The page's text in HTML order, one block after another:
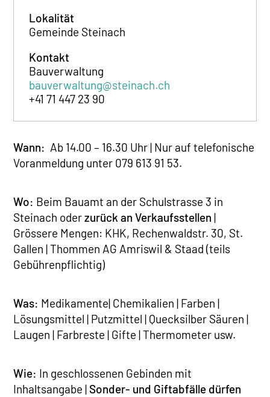
Lokalität
Gemeinde Steinach
Kontakt
Bauverwaltung
bauverwaltung@steinach.ch
+41 71 447 23 90
Wann: Ab 14.00 – 16.30 Uhr | Nur auf telefonische
Voranmeldung unter 079 613 91 53.
Wo: Beim Bauamt an der Schulstrasse 3 in
Steinach oderzurück an Verkaufsstellen |
Grössere Mengen: KHK, Rechenwaldstr. 30, St.
Gallen | Thommen AG Amriswil & Staad (teils
Gebührenpflichtig)
Was: Medikamente| Chemikalien | Farben |
Lösungsmittel | Putzmittel | Quecksilber Säuren |
Laugen | Farbreste | Gifte | Thermometer usw.
Wie: In geschlossenen Gebinden mit
Inhaltsangabe | Sonder- und Giftabfälle dürfen